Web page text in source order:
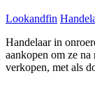
Lookandfin
Handelaar in
aankopen om ze
verkopen, met als